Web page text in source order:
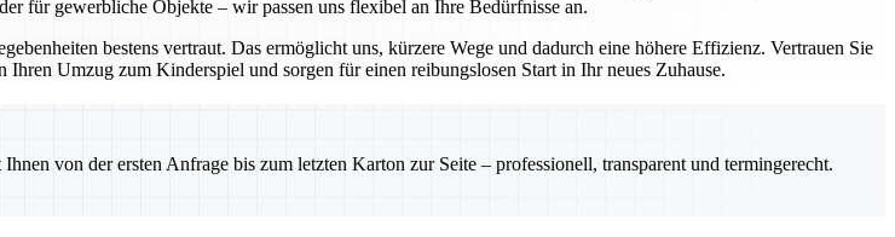
für gewerbliche Objekte – wir passen uns flexibel an Ihre Bedürfnisse an.
bestens vertraut. Das ermöglicht uns, kürzere Wege und dadurch eine höhere Effizienz. Vertrauen Sie
Umzug zum Kinderspiel und sorgen für einen reibungslosen Start in Ihr neues Zuhause.
von der ersten Anfrage bis zum letzten Karton zur Seite – professionell, transparent und termingerecht.